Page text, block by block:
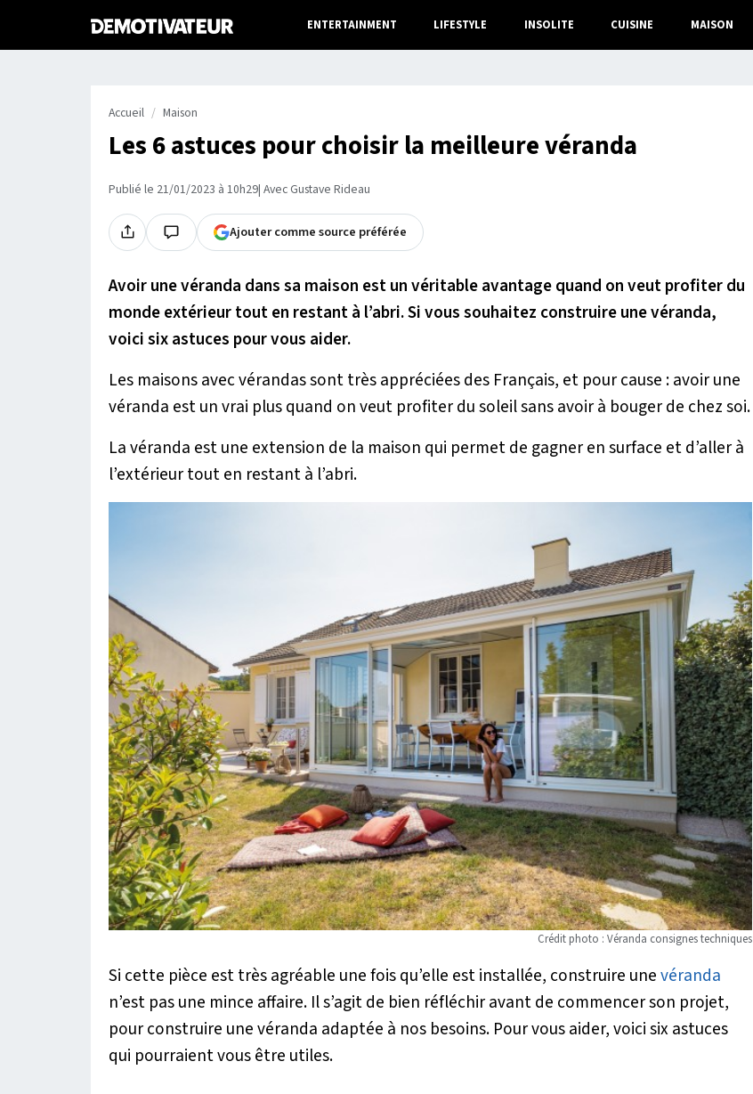
ENTERTAINMENT LIFESTYLE INSOLITE CUISINE MAISON
Accueil Maison
Les 6 astuces pour choisir la meilleure véranda
Publié le 21/01/2023 à 10h29| Avec Gustave Rideau
Ajouter comme source préférée
Avoir une véranda dans sa maison est un véritable avantage quand on veut profiter du
monde extérieur tout en restant à l’abri. Si vous souhaitez construire une véranda,
voici six astuces pour vous aider.
Les maisons avec vérandas sont très appréciées des Français, et pour cause : avoir une
véranda est un vrai plus quand on veut profiter du soleil sans avoir à bouger de chez soi.
La véranda est une extension de la maison qui permet de gagner en surface et d’aller à
l’extérieur tout en restant à l’abri.
Crédit photo : Véranda consignes techniques
Si cette pièce est très agréable une fois qu’elle est installée, construire unevéranda
n’est pas une mince affaire. Il s’agit de bien réfléchir avant de commencer son projet,
pour construire une véranda adaptée à nos besoins. Pour vous aider, voici six astuces
qui pourraient vous être utiles.